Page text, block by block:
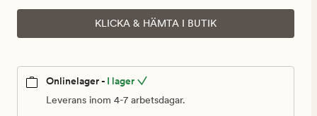
kr
KLICKA & HÄMTA I BUTIK
Onlinelager - I lager
Leverans inom 4-7 arbetsdagar.